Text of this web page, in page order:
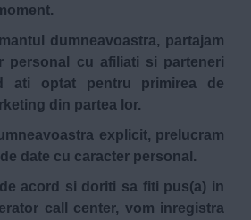
dumneavoastra, partajam
personal cu afiliati si parteneri
ati optat pentru primirea de
din partea lor.
explicit, prelucram
date cu caracter personal.
acord si doriti sa fiti pus(a) in
call center, vom inregistra